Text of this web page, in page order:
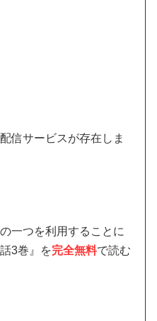
信サービスが存在しま
一つを利用することに
3巻』を完全無料で読む